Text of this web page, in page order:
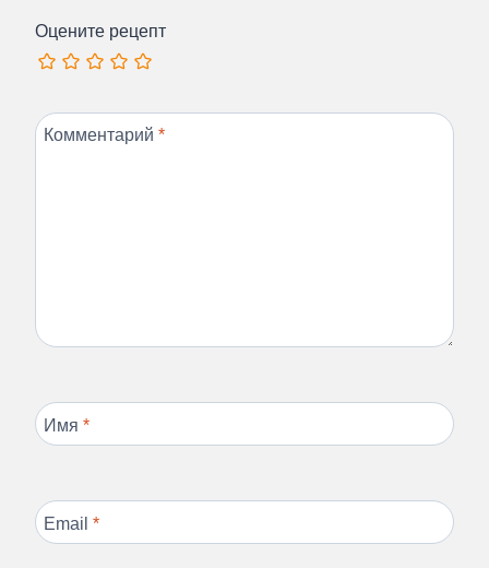
Оцените рецепт
Комментарий *
Имя *
Email *